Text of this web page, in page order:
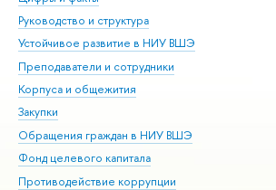
Руководство и структура
Устойчивое развитие в НИУ ВШЭ
Преподаватели и сотрудники
Корпуса и общежития
Закупки
Обращения граждан в НИУ ВШЭ
Фонд целевого капитала
Противодействие коррупции